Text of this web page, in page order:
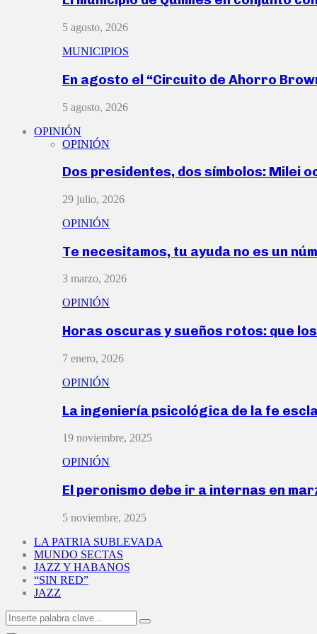
5 agosto, 2026
MUNICIPIOS
En agosto el “Circuito de Ahorro
5 agosto, 2026
OPINIÓN
OPINIÓN
Dos presidentes, dos símbolos: Milei
29 julio, 2026
OPINIÓN
Te necesitamos, tu ayuda no es un
3 marzo, 2026
OPINIÓN
Horas oscuras y sueños rotos: que
7 enero, 2026
OPINIÓN
La ingeniería psicológica de la fe
19 noviembre, 2025
OPINIÓN
El peronismo debe ir a internas en
5 noviembre, 2025
LA PATRIA SUBLEVADA
MUNDO SECTAS
JAZZ Y HABANOS
“SIN RED”
JAZZ
Search
for:
Search